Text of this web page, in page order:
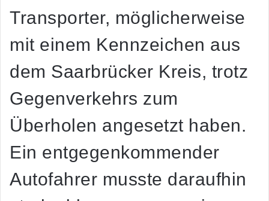
Transporter, möglicherweise
mit einem Kennzeichen aus
dem Saarbrücker Kreis, trotz
Gegenverkehrs zum
Überholen angesetzt haben.
Ein entgegenkommender
Autofahrer musste daraufhin